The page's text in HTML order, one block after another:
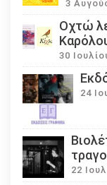
3
Οχτώ
30
24
22